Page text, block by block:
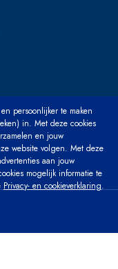
persoonlijker te maken
in. Met deze cookies
en jouw
website volgen. Met deze
aan jouw
mogelijk informatie te
Privacy- en cookieverklaring.